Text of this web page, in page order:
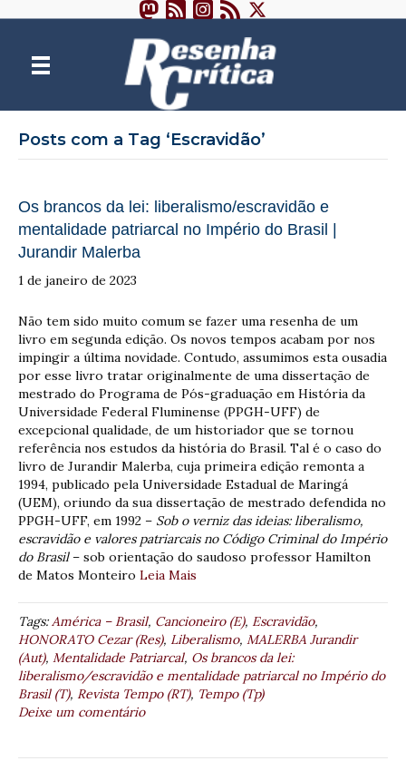
Posts com a Tag ‘Escravidão’
Os brancos da lei: liberalismo/escravidão e
mentalidade patriarcal no Império do Brasil |
Jurandir Malerba
1 de janeiro de 2023
Não tem sido muito comum se fazer uma resenha de um
livro em segunda edição. Os novos tempos acabam por nos
impingir a última novidade. Contudo, assumimos esta ousadia
por esse livro tratar originalmente de uma dissertação de
mestrado do Programa de Pós-graduação em História da
Universidade Federal Fluminense (PPGH-UFF) de
excepcional qualidade, de um historiador que se tornou
referência nos estudos da história do Brasil. Tal é o caso do
livro de Jurandir Malerba, cuja primeira edição remonta a
1994, publicado pela Universidade Estadual de Maringá
(UEM), oriundo da sua dissertação de mestrado defendida no
PPGH-UFF, em 1992 – Sob o verniz das ideias: liberalismo,
escravidão e valores patriarcais no Código Criminal do Império
do Brasil– sob orientação do saudoso professor Hamilton
de Matos Monteiro Leia Mais
Tags:América – Brasil, Cancioneiro (E), Escravidão,
HONORATO Cezar (Res), Liberalismo, MALERBA Jurandir
(Aut), Mentalidade Patriarcal, Os brancos da lei:
liberalismo/escravidão e mentalidade patriarcal no Império do
Brasil (T), Revista Tempo (RT), Tempo (Tp)
Deixe um comentário